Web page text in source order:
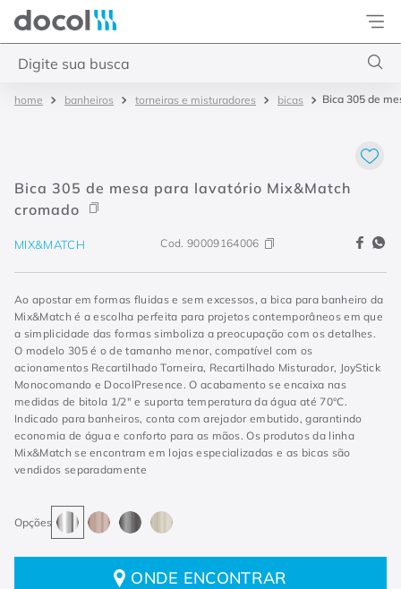
Docol
banheiros torneiras e misturadores bicas Bica 305 de
Bica 305 de mesa para lavatório Mix&Match
cromado
MIX&MATCH Cod. 90009164006
Ao apostar em formas fluidas e sem excessos, a bica para banheiro da
Mix&Match é a escolha perfeita para projetos contemporâneos em que
a simplicidade das formas simboliza a preocupação com os detalhes.
O modelo 305 é o de tamanho menor, compatível com os
acionamentos Recartilhado Torneira, Recartilhado Misturador, JoyStick
Monocomando e DocolPresence. O acabamento se encaixa nas
medidas de bitola 1/2" e suporta temperatura da água até 70°C.
Indicado para banheiros, conta com arejador embutido, garantindo
economia de água e conforto para as mãos. Os produtos da linha
Mix&Match se encontram em lojas especializadas e as bicas são
vendidos separadamente
ONDE ENCONTRAR
misturador